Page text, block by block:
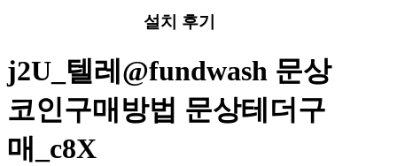
설치 후기
j2U_텔레@fundwash 문상
코인구매방법 문상테더구
매_c8X